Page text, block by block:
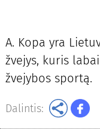
A. Kopa yra
žvejys, kuris
žvejybos sportą.
Dalintis: